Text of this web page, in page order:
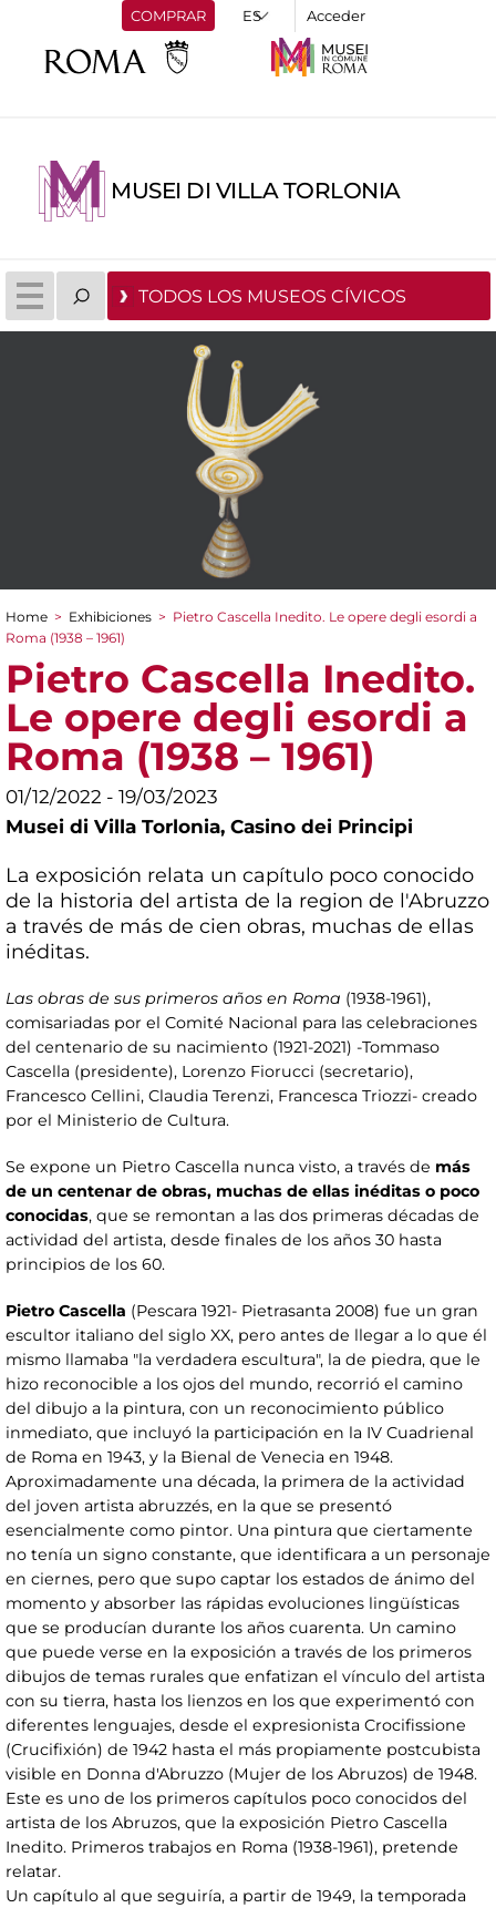
COMPRAR Acceder
MUSEI DI VILLA TORLONIA
TODOS LOS MUSEOS CÍVICOS
You are here
Home > Exhibiciones > Pietro Cascella Inedito. Le opere degli esordi a
Roma (1938 – 1961)
Pietro Cascella Inedito.
Le opere degli esordi a
Roma (1938 – 1961)
01/12/2022 - 19/03/2023
Musei di Villa Torlonia, Casino dei Principi
La exposición relata un capítulo poco conocido
de la historia del artista de la region de l'Abruzzo
a través de más de cien obras, muchas de ellas
inéditas.
Las obras de sus primeros años en Roma (1938-1961),
comisariadas por el Comité Nacional para las celebraciones
del centenario de su nacimiento (1921-2021) -Tommaso
Cascella (presidente), Lorenzo Fiorucci (secretario),
Francesco Cellini, Claudia Terenzi, Francesca Triozzi- creado
por el Ministerio de Cultura.
Se expone un Pietro Cascella nunca visto, a través de más
de un centenar de obras, muchas de ellas inéditas o poco
conocidas, que se remontan a las dos primeras décadas de
actividad del artista, desde finales de los años 30 hasta
principios de los 60.
Pietro Cascella (Pescara 1921- Pietrasanta 2008) fue un gran
escultor italiano del siglo XX, pero antes de llegar a lo que él
mismo llamaba "la verdadera escultura", la de piedra, que le
hizo reconocible a los ojos del mundo, recorrió el camino
del dibujo a la pintura, con un reconocimiento público
inmediato, que incluyó la participación en la IV Cuadrienal
de Roma en 1943, y la Bienal de Venecia en 1948.
Aproximadamente una década, la primera de la actividad
del joven artista abruzzés, en la que se presentó
esencialmente como pintor. Una pintura que ciertamente
no tenía un signo constante, que identificara a un personaje
en ciernes, pero que supo captar los estados de ánimo del
momento y absorber las rápidas evoluciones lingüísticas
que se producían durante los años cuarenta. Un camino
que puede verse en la exposición a través de los primeros
dibujos de temas rurales que enfatizan el vínculo del artista
con su tierra, hasta los lienzos en los que experimentó con
diferentes lenguajes, desde el expresionista Crocifissione
(Crucifixión) de 1942 hasta el más propiamente postcubista
visible en Donna d'Abruzzo (Mujer de los Abruzos) de 1948.
Este es uno de los primeros capítulos poco conocidos del
artista de los Abruzos, que la exposición Pietro Cascella
Inedito. Primeros trabajos en Roma (1938-1961), pretende
relatar.
Un capítulo al que seguiría, a partir de 1949, la temporada